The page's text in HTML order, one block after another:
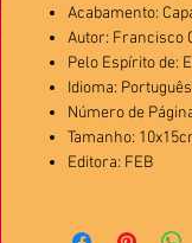
Acabamento:
Autor: Francisco
Pelo Espírito de:
Idioma: Português
Número de
Tamanho:
Editora: FEB